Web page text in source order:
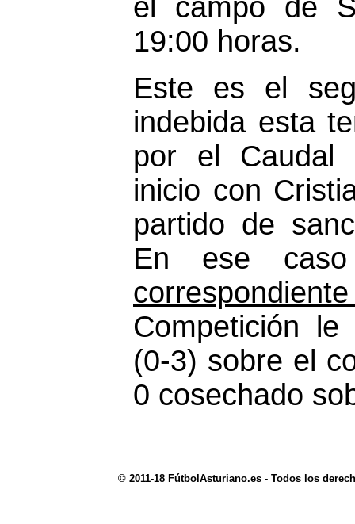
el campo de
19:00 horas.
Este es el
indebida esta
por el Caudal
inicio con
partido de
En ese
Competición
(0-3) sobre el
0 cosechado
© 2011-18 FútbolAsturiano.es - Todos los